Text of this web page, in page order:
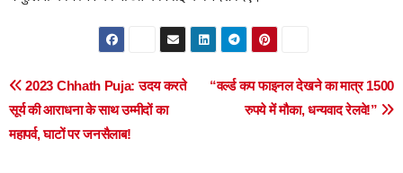
Post
navigation
“वर्ल्‍ड कप फाइनल देखने का मात्र 1500
रुपये में मौका, धन्यवाद रेलवे!”
2023 Chhath Puja: उदय करते
सूर्य की आराधना के साथ उम्मीदों का
महापर्व, घाटों पर जनसैलाब!